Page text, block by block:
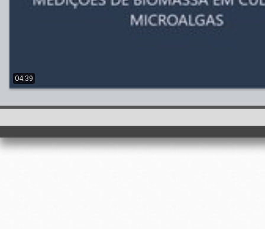
04:39